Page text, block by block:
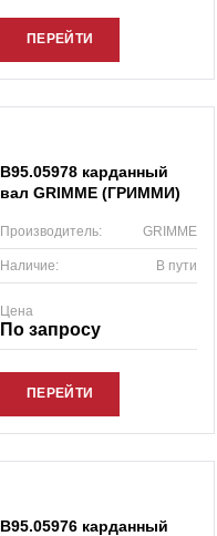
ПЕРЕЙТИ
B95.05978 карданный
вал GRIMME (ГРИММИ)
Производитель: GRIMME
Наличие: В пути
Цена
По запросу
ПЕРЕЙТИ
B95.05976 карданный